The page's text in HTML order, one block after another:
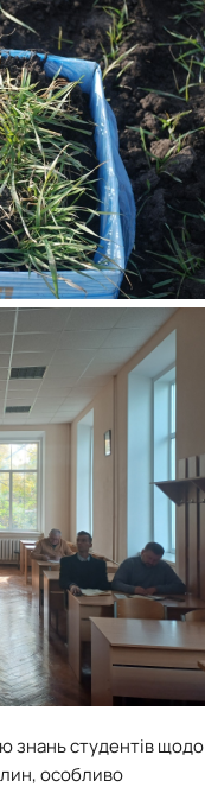
знань студентів щодо
особливо